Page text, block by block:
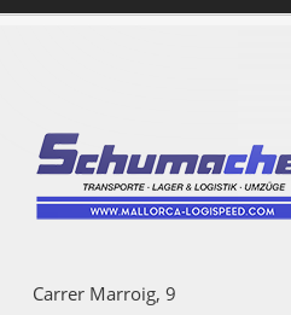
Carrer Marroig, 9